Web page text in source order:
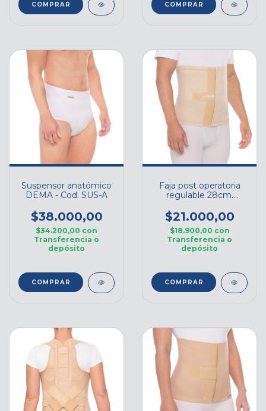
COMPRAR COMPRAR
Suspensor anatómico
DEMA - Cod. SUS-A
$38.000,00
$34.200,00 con
Transferencia o
depósito
COMPRAR
Faja post operatoria
regulable 28cm.
$21.000,00
$18.900,00 con
Transferencia o
depósito
COMPRAR